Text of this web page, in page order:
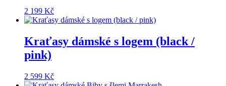
2 199 Kč
Kraťasy dámské s logem (black /
pink)
2 599 Kč